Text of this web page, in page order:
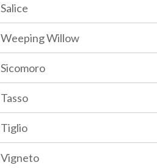
Salice
Weeping Willow
Sicomoro
Tasso
Tiglio
Vigneto